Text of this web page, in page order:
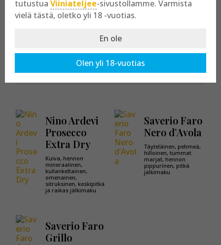
Progetti Agricoli
Kaikki tuotteet osastossa:Progetti Agricoli
Nino Ardevi
Prosecco
Extra Dry
Kuiva, hennon
mineraalinen,
kullankeltainen,
omenainen,
sitruksinen, keskipitkä
ja raikas jälkimaku
Saverio Faro
Nero d’Avola
Täyteläinen, pehmeä,
hilloinen, tummat
marjat, hennon
pippurinen, pitkä
jälkimaku
Saverio Faro
Grillo
tutustua Viiniateljee-sivustollamme. Varmista
vielä tästä, oletko yli 18 -vuotias.
En ole
Olen yli 18-vuotias